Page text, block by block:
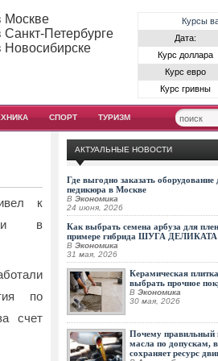
Курсы
Дата:
Курс доллара
Курс евро
Курс гривны
Москве
Санкт-Петербурге
Новосибирске
СПОРТ ТУРИЗМ
к
в
по
счет
АКТУАЛЬНЫЕ НОВОСТИ
Где выгодно заказать
педикюра в Москве
В Экономика
24 июня, 2026
Как выбрать семена арбуза для
примере гибрида ШУГА ДЕЛИКАТА
В Экономика
31 мая, 2026
Керамическая
выбрать прочное
В Экономика
30 мая, 2026
Почему правильный
масла по допускам,
сохраняет ресурс